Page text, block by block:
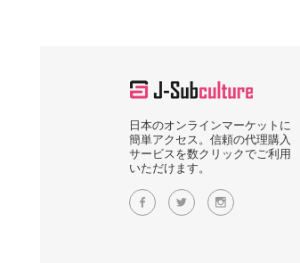
日本のオンラインマーケットに
簡単アクセス。信頼の代理購入
サービスを数クリックでご利用
いただけます。